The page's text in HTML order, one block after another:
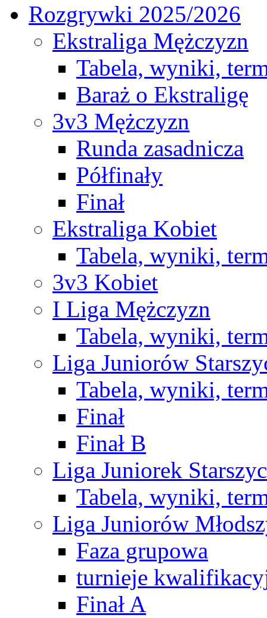
Rozgrywki 2025/2026
Ekstraliga Mężczyzn
Tabela, wyniki,
Baraż o Ekstraligę
3v3 Mężczyzn
Runda zasadnicza
Półfinały
Finał
Ekstraliga Kobiet
Tabela, wyniki,
3v3 Kobiet
I Liga Mężczyzn
Tabela, wyniki,
Liga Juniorów
Tabela, wyniki,
Finał
Finał B
Liga Juniorek
Tabela, wyniki,
Liga Juniorów
Faza grupowa
turnieje
Finał A